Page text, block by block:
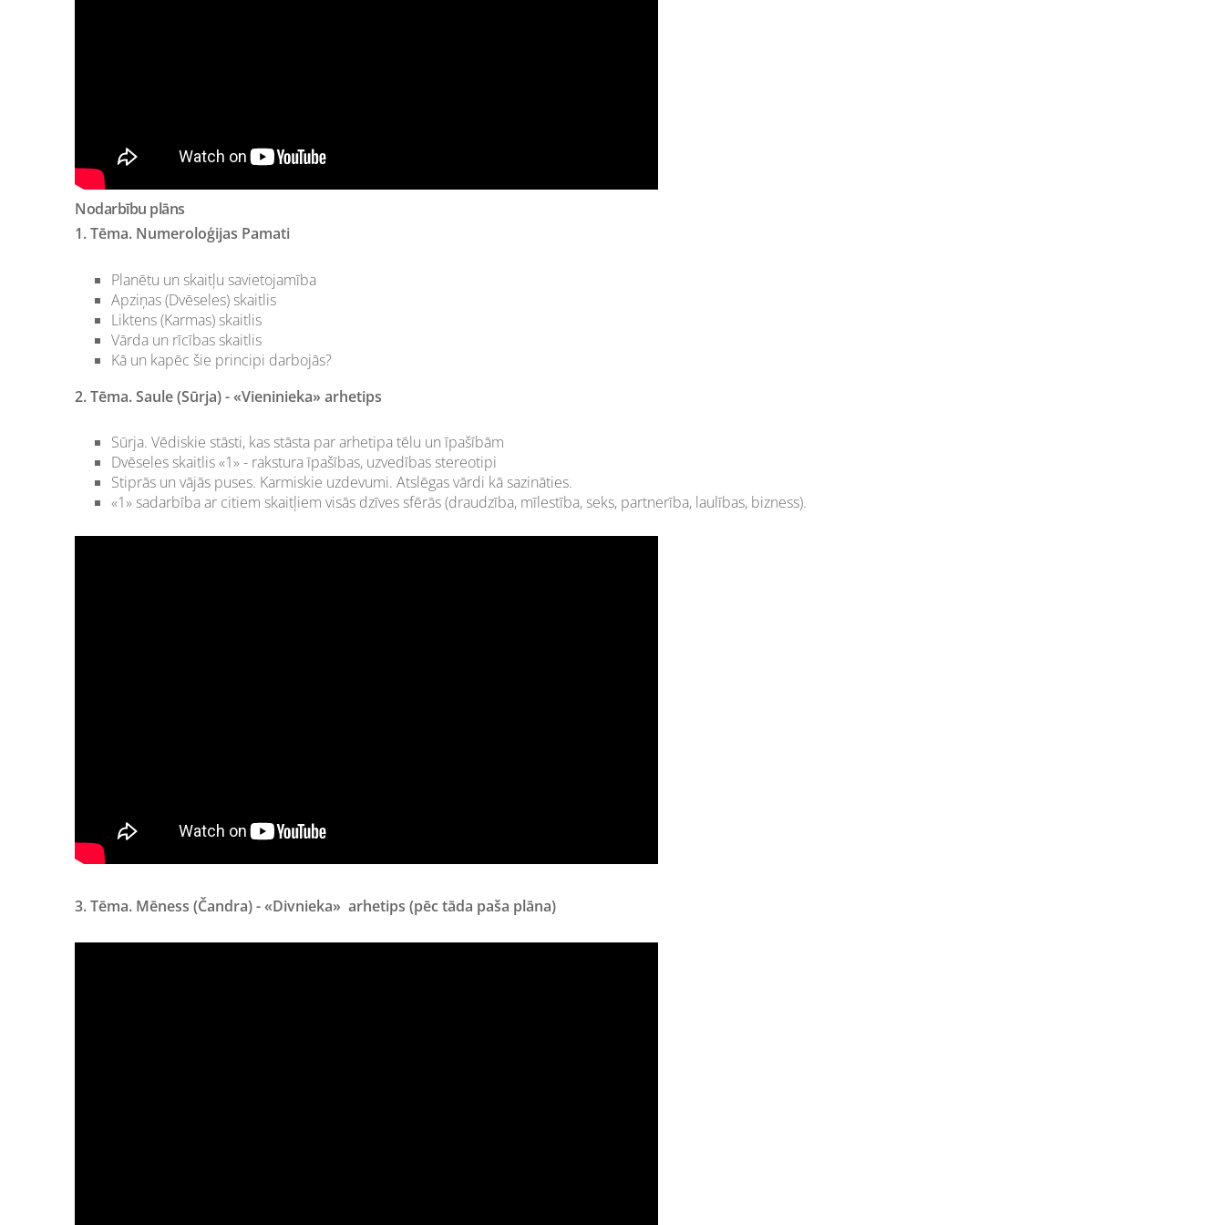
Nodarbību plāns
1. Tēma. Numeroloģijas Pamati
Planētu un skaitļu savietojamība
Apziņas (Dvēseles) skaitlis
Liktens (Karmas) skaitlis
Vārda un rīcības skaitlis
Kā un kapēc šie principi darbojās?
2. Tēma. Saule (Sūrja) -«Vieninieka» arhetips
Sūrja. Vēdiskie stāsti, kas stāsta par arhetipa tēlu un īpašībām
Dvēseles skaitlis «1» - rakstura īpašības, uzvedības stereotipi
Stiprās un vājās puses. Karmiskie uzdevumi. Atslēgas vārdi kā sazināties.
«1» sadarbība ar citiem skaitļiem visās dzīves sfērās (draudzība, mīlestība, seks, partnerība, laulības, bizness).
3. Tēma. Mēness (Čandra) - «Divnieka» arhetips (pēc tāda paša plāna)